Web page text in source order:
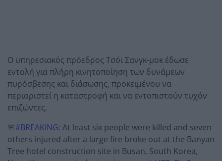
Ο υπηρεσιακός πρόεδρος Τσόι Σανγκ-μοκ έδωσε
εντολή για πλήρη κινητοποίηση των δυνάμεων
πυρόσβεσης και διάσωσης, προκειμένου να
περιοριστεί η καταστροφή και να εντοπιστούν τυχόν
επιζώντες.
🚨#BREAKING: At least six people were killed and seven
others injured after a large fire broke out at the Banyan
Tree hotel construction site in Busan, South Korea,